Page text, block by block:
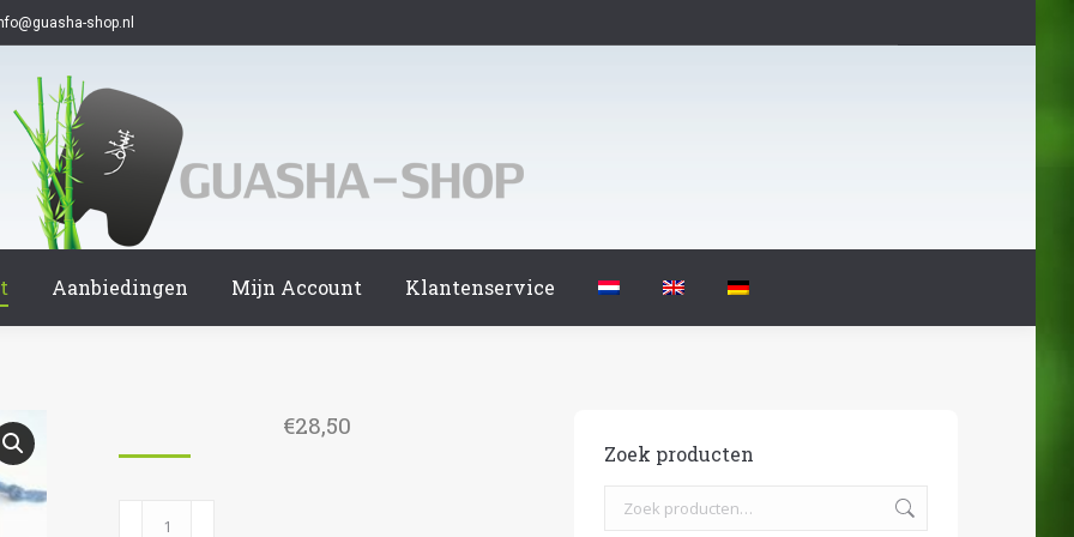
shop.nl
Aanbiedingen Mijn Account Klantenservice
€28,50
1105
Zoek producten